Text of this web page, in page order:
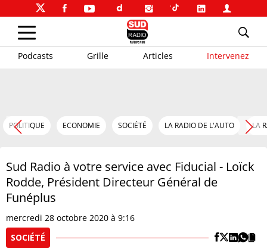
Podcasts Grille Articles Intervenez
POLITIQUE ECONOMIE SOCIÉTÉ LA RADIO DE L'AUTO LA
Sud Radio à votre service avec Fiducial - Loïck
Rodde, Président Directeur Général de
Funéplus
mercredi 28 octobre 2020 à 9:16
SOCIÉTÉ